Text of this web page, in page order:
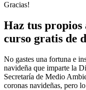
Gracias!
Haz tus propios
curso gratis de
No gastes una fortuna e
navideña que imparte la
Secretaría de Medio
coronas navideñas, pero